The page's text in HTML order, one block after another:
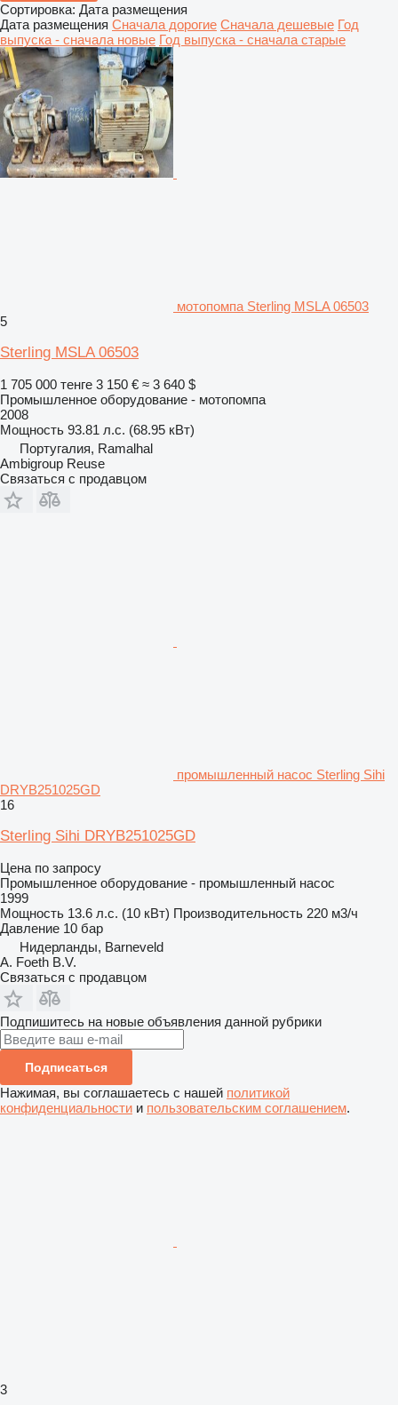
Сортировка: Дата размещения
Дата размещения Сначала дорогие Сначала дешевые Год
выпуска - сначала новые Год выпуска - сначала старые
мотопомпа Sterling MSLA 06503
5
Sterling MSLA 06503
1 705 000 тенге 3 150 € ≈ 3 640 $
Промышленное оборудование - мотопомпа
2008
Мощность 93.81 л.с. (68.95 кВт)
Португалия, Ramalhal
Ambigroup Reuse
Связаться с продавцом
промышленный насос Sterling Sihi
DRYB251025GD
16
Sterling Sihi DRYB251025GD
Цена по запросу
Промышленное оборудование - промышленный насос
1999
Мощность 13.6 л.с. (10 кВт) Производительность 220 м3/ч
Давление 10 бар
Нидерланды, Barneveld
A. Foeth B.V.
Связаться с продавцом
Подпишитесь на новые объявления данной рубрики
Подписаться
Нажимая, вы соглашаетесь с нашей политикой
конфиденциальности и пользовательским соглашением.
3